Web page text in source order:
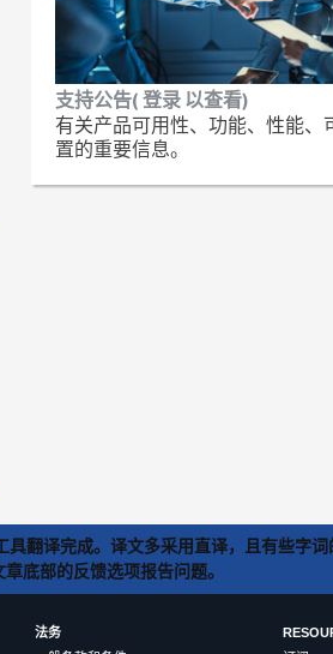
支持公告( 登录 以查看)
有关产品可用性、功能、性能、
置的重要信息。
翻译完成。译文多采用直译，且有些字
底部的反馈选项报告问题。
法务